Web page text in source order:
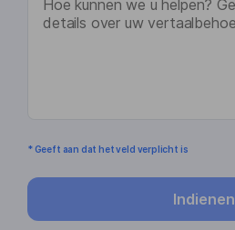
* Geeft aan dat het veld verplicht is
Indienen